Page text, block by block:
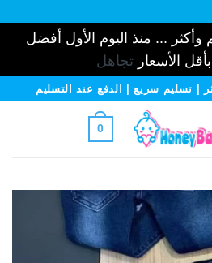
وأكثر ... منذ اليوم الأول أفضل
بأقل الأسعارتجاهل
| تسليم سريع | الدفع عند التسليم
0